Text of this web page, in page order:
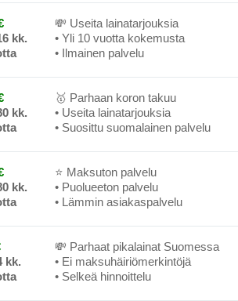
kk.
💸 Useita lainatarjouksia
• Yli 10 vuotta kokemusta
• Ilmainen palvelu
kk.
🥇 Parhaan koron takuu
• Useita lainatarjouksia
• Suosittu suomalainen palvelu
kk.
⭐ Maksuton palvelu
• Puolueeton palvelu
• Lämmin asiakaspalvelu
kk.
💸 Parhaat pikalainat Suomessa
• Ei maksuhäiriömerkintöjä
• Selkeä hinnoittelu